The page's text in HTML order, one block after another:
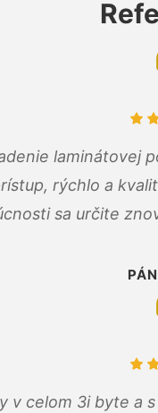
laminátovej
rýchlo a
sa určite
v celom 3i byte a